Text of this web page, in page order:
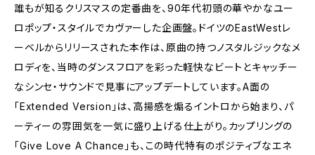
誰もが知るクリスマスの定番曲を、90年代初頭の華やかなユー
ロポップ・スタイルでカヴァーした企画盤。ドイツのEastWestレ
ーベルからリリースされた本作は、原曲の持つノスタルジックなメ
ロディを、当時のダンスフロアを彩った軽快なビートとキャッチー
なシンセ・サウンドで見事にアップデートしています。A面の
「Extended Version」は、高揚感を煽るイントロから始まり、パ
ーティーの雰囲気を一気に盛り上げる仕上がり。カップリングの
「Give Love A Chance」も、この時代特有のポジティブなエネ